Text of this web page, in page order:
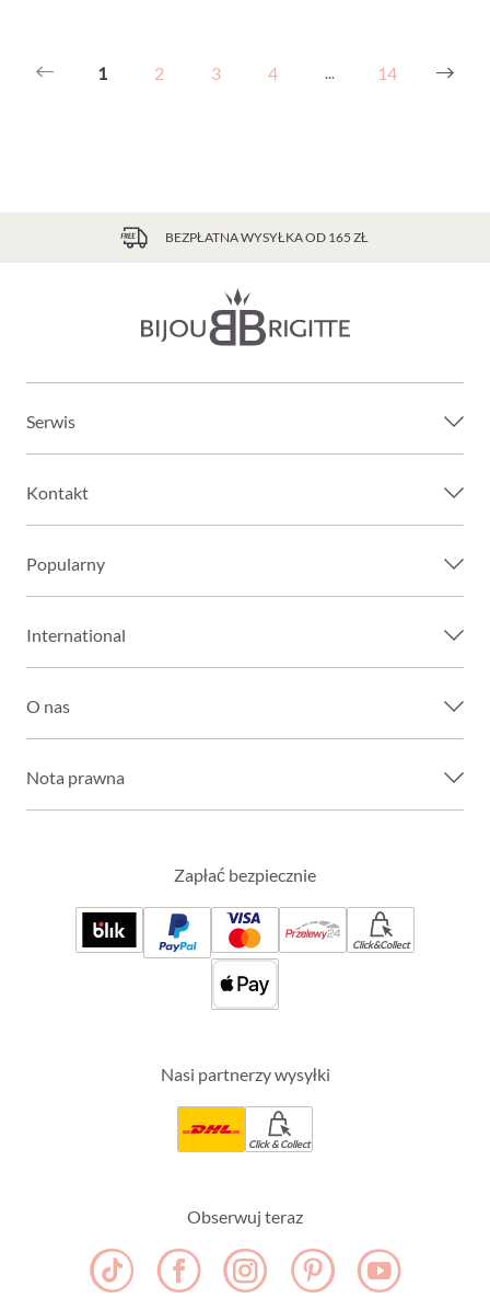
1 2 3 4 ... 14
BEZPŁATNA WYSYŁKA OD 165 ZŁ
Serwis
Kontakt
Popularny
International
O nas
Nota prawna
Zapłać bezpiecznie
Click&Collect
Nasi partnerzy wysyłki
Click & Collect
Obserwuj teraz